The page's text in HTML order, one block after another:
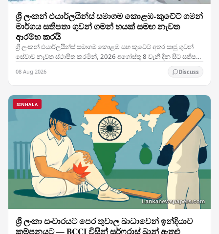
ශ්‍රී ලංකන් එයාර්ලයින්ස් සමාගම කොළඹ-කුවේට් ගමන්
මාර්ගය සතිපතා ගුවන් ගමන් හයක් සමඟ නැවත
ආරම්භ කරයි
ශ්‍රී ලංකන් එයාර්ලයින්ස් සමාගම කොළඹ සහ කුවේට් අතර සෘජු ගුවන්
සේවාව නැවත ස්ථාපිත කරමින්, 2026 අගෝස්තු 8 වැනි දින සිට සතිපතා
08 Aug 2026 Discuss
SINHALA
ශ්‍රී ලංකා සංචාරයට පෙර තුවාල බාධාවෙන් ඉන්දියාව
කම්පනයට — BCCI විසින් සර්ෆරාස් ඛාන් ඇතුළු